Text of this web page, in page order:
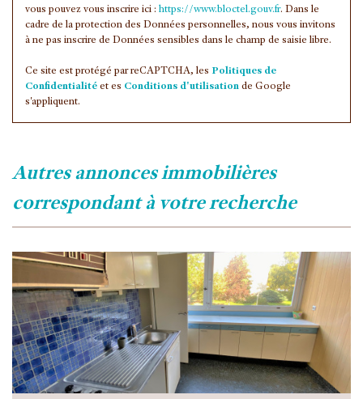
vous pouvez vous inscrire ici : https://www.bloctel.gouv.fr. Dans le
cadre de la protection des Données personnelles, nous vous invitons
à ne pas inscrire de Données sensibles dans le champ de saisie libre.
Ce site est protégé par reCAPTCHA, les Politiques de
Confidentialité et es Conditions d'utilisation de Google
s'appliquent.
autres annonces immobilières
correspondant à votre recherche